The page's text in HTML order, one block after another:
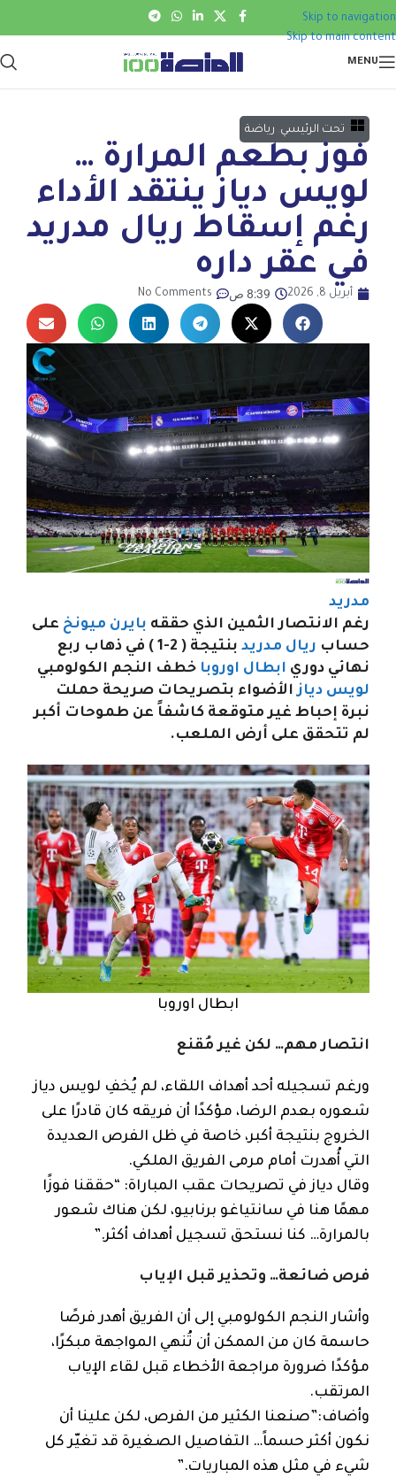
Skip to navigation
Skip to main content
MENU
تحت الرئيسي رياضة
فوز بطعم المرارة …
لويس دياز ينتقد الأداء
رغم إسقاط ريال مدريد
في عقر داره
أبريل 8, 2026 8:39 ص No Comments
مدريد
رغم الانتصار الثمين الذي حققه بايرن ميونخ على
حساب ريال مدريد
بنتيجة ( 2-1 ) في ذهاب ربع
نهائي دوري ابطال اوروبا خطف النجم الكولومبي
لويس ديازالأضواء بتصريحات صريحة حملت
نبرة إحباط غير متوقعة كاشفاً عن طموحات أكبر
لم تتحقق على أرض الملعب.
ابطال اوروبا
انتصار مهم… لكن غير مُقنع
ورغم تسجيله أحد أهداف اللقاء، لم يُخفِ لويس دياز
شعوره بعدم الرضا، مؤكدًا أن فريقه كان قادرًا على
الخروج بنتيجة أكبر، خاصة في ظل الفرص العديدة
التي أُهدرت أمام مرمى الفريق الملكي.
وقال دياز في تصريحات عقب المباراة: “حققنا فوزًا
مهمًا هنا في سانتياغو برنابيو، لكن هناك شعور
بالمرارة… كنا نستحق تسجيل أهداف أكثر.”
فرص ضائعة… وتحذير قبل الإياب
وأشار النجم الكولومبي إلى أن الفريق أهدر فرصًا
حاسمة كان من الممكن أن تُنهي المواجهة مبكرًا،
مؤكدًا ضرورة مراجعة الأخطاء قبل لقاء الإياب
المرتقب.
وأضاف:”صنعنا الكثير من الفرص، لكن علينا أن
نكون أكثر حسماً… التفاصيل الصغيرة قد تغيّر كل
شيء في مثل هذه المباريات.”